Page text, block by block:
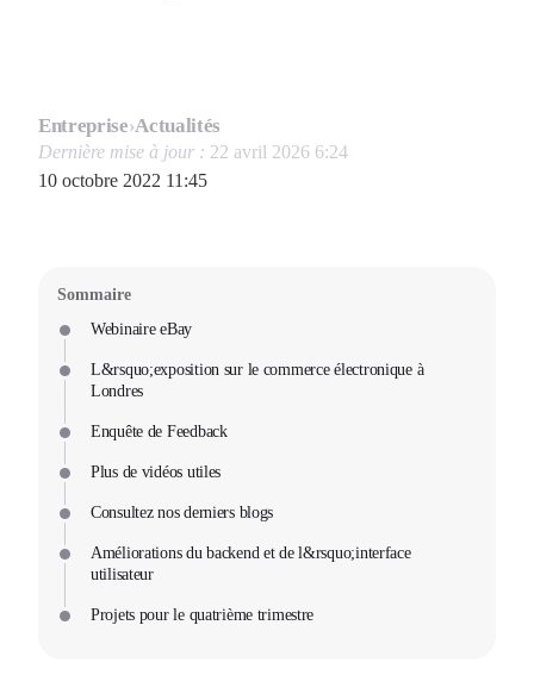
Entreprise›Actualités
Dernière mise à jour : 22 avril 2026 6:24
10 octobre 2022 11:45
Sommaire
Webinaire eBay
L&rsquo;exposition sur le commerce électronique à
Londres
Enquête de Feedback
Plus de vidéos utiles
Consultez nos derniers blogs
Améliorations du backend et de l&rsquo;interface
utilisateur
Projets pour le quatrième trimestre